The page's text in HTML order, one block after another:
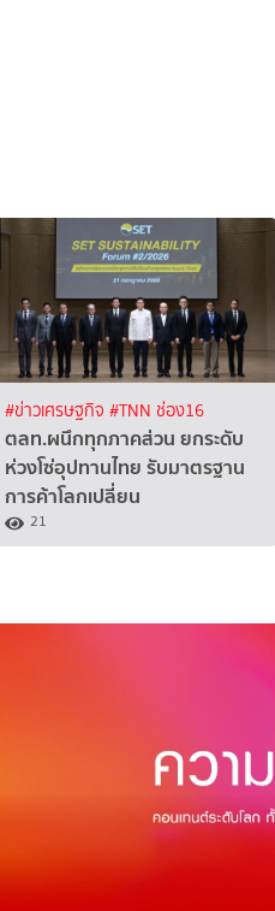
#ข่าวเศรษฐกิจ #TNN ช่อง16
ตลท.ผนึกทุกภาคส่วน ยกระดับ
ห่วงโซ่อุปทานไทย รับมาตรฐาน
การค้าโลกเปลี่ยน
21